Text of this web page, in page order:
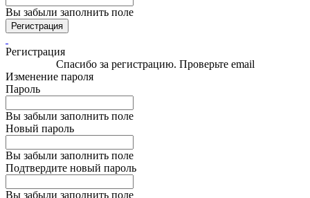
Вы забыли заполнить поле
Регистрация
Регистрация
Спасибо за регистрацию. Проверьте email
Изменение пароля
Пароль
Вы забыли заполнить поле
Новый пароль
Вы забыли заполнить поле
Подтвердите новый пароль
Вы забыли заполнить поле